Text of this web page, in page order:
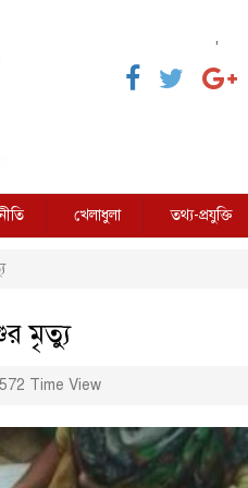
,
খেলাধুলা তথ্য-প্রযুক্তি
মৃত্যু
572 Time View